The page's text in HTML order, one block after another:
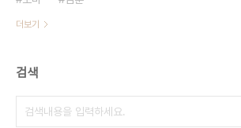
더보기
검색